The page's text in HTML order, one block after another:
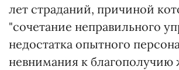
лет страданий, причиной
"сочетание неправильного
недостатка опытного
невнимания к благополучию